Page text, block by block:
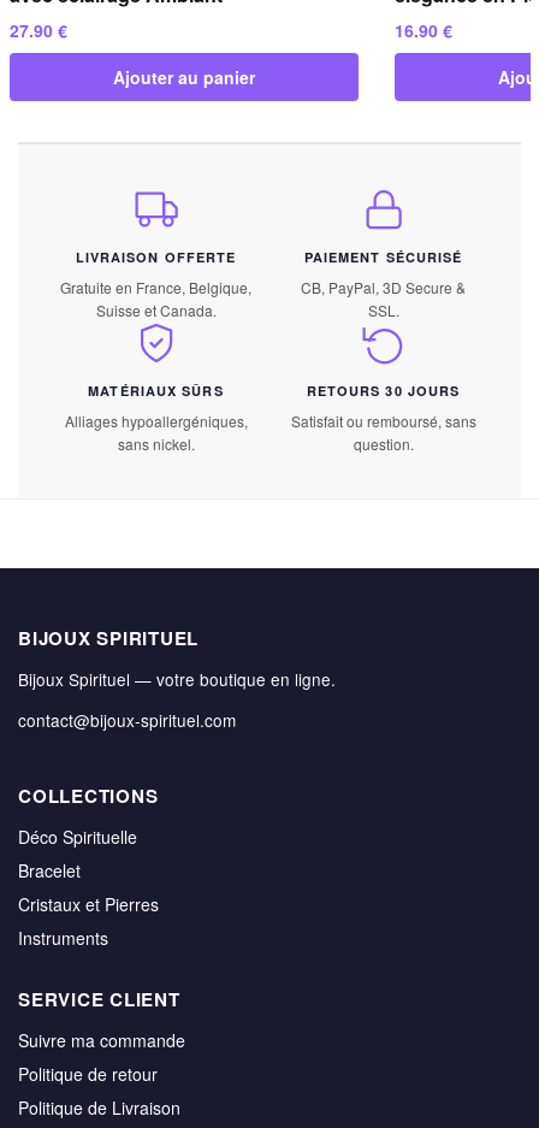
27.90 €
Ajouter au panier
16.90 €
LIVRAISON OFFERTE
Gratuite en France, Belgique,
Suisse et Canada.
PAIEMENT SÉCURISÉ
CB, PayPal, 3D Secure &
SSL.
MATÉRIAUX SÛRS
Alliages hypoallergéniques,
sans nickel.
RETOURS 30 JOURS
Satisfait ou remboursé, sans
question.
BIJOUX SPIRITUEL
Bijoux Spirituel — votre boutique en ligne.
contact@bijoux-spirituel.com
COLLECTIONS
Déco Spirituelle
Bracelet
Cristaux et Pierres
Instruments
SERVICE CLIENT
Suivre ma commande
Politique de retour
Politique de Livraison